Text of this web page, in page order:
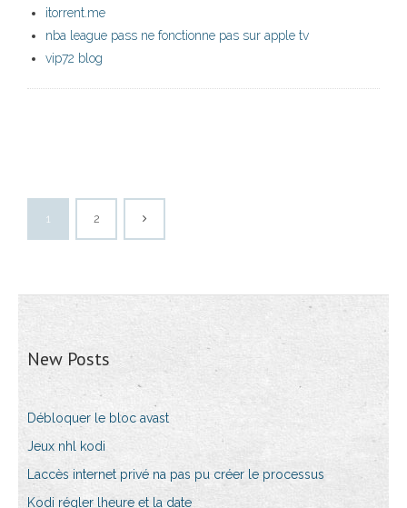
itorrent.me
nba league pass ne fonctionne pas sur apple tv
vip72 blog
1 2
New Posts
Débloquer le bloc avast
Jeux nhl kodi
Laccès internet privé na pas pu créer le processus
Kodi régler lheure et la date